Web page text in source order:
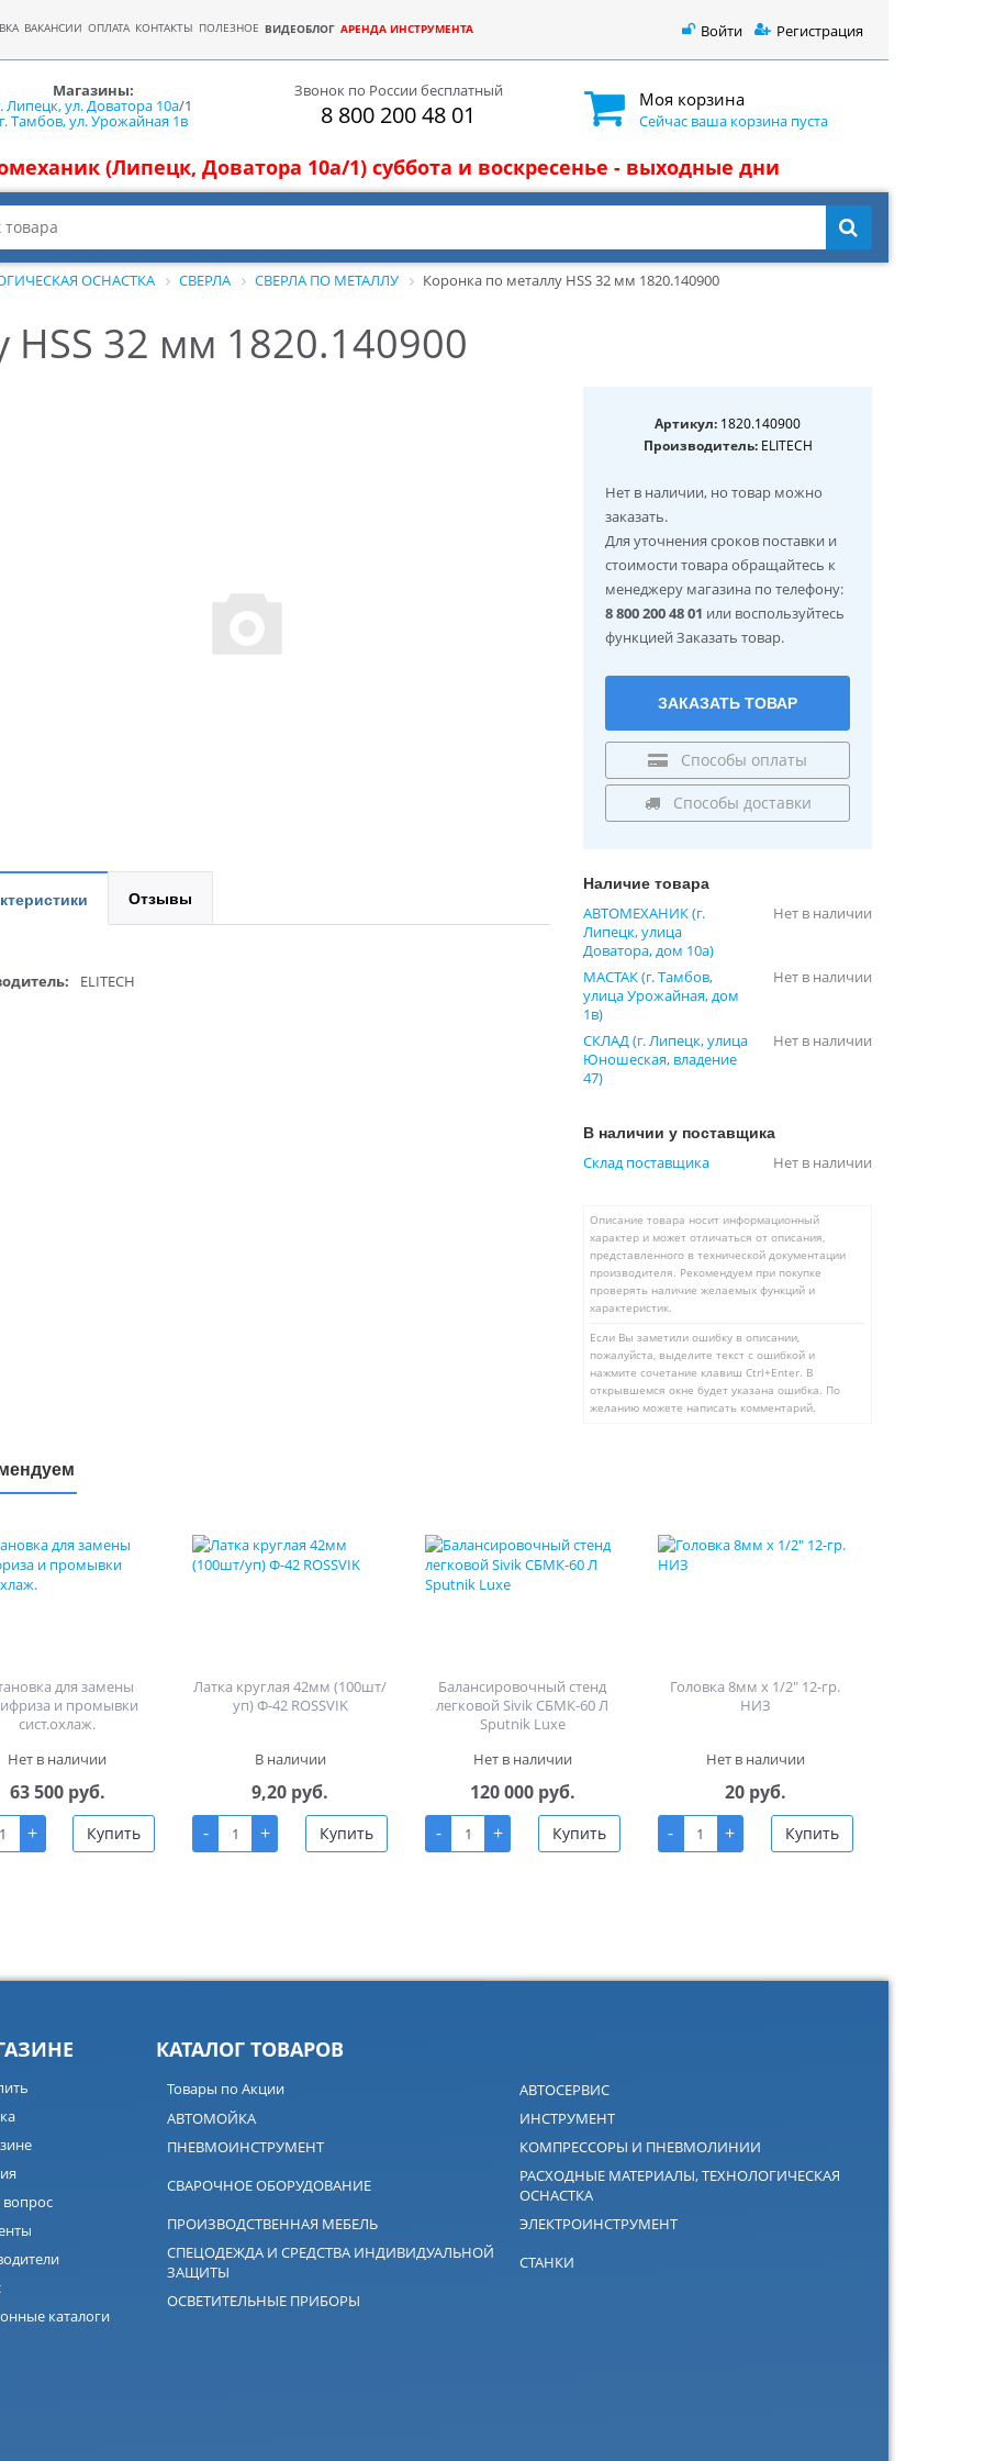
ВАКАНСИИ ОПЛАТА КОНТАКТЫ ПОЛЕЗНОЕ ВИДЕОБЛОГ АРЕНДА ИНСТРУМЕНТА Войти Регистрация
Магазины:
Липецк, ул. Доватора 10а/1
г. Тамбов, ул. Урожайная 1в
Звонок по России бесплатный
8 800 200 48 01
Моя корзина
Сейчас ваша корзина пуста
(Липецк, Доватора 10а/1) суббота и воскресенье - выходные дни
ОСНАСТКА СВЕРЛА СВЕРЛА ПО МЕТАЛЛУ Коронка по металлу HSS 32 мм 1820.140900
HSS 32 мм 1820.140900
Артикул: 1820.140900
Производитель:ELITECH
Нет в наличии, но товар можно
заказать.
Для уточнения сроков поставки и
стоимости товара обращайтесь к
менеджеру магазина по телефону:
8 800 200 48 01 или воспользуйтесь
функцией Заказать товар.
ЗАКАЗАТЬ ТОВАР
Способы оплаты
Способы доставки
Отзывы
ELITECH
Наличие товара
АВТОМЕХАНИК (г.
Липецк, улица
Доватора, дом 10а)
Нет в наличии
МАСТАК (г. Тамбов,
улица Урожайная, дом
1в)
Нет в наличии
СКЛАД (г. Липецк, улица
Юношеская, владение
47)
Нет в наличии
В наличии у поставщика
Склад поставщика Нет в наличии
Описание товара носит информационный
характер и может отличаться от описания,
представленного в технической документации
производителя. Рекомендуем при покупке
проверять наличие желаемых функций и
характеристик.
Если Вы заметили ошибку в описании,
пожалуйста, выделите текст с ошибкой и
нажмите сочетание клавиш Ctrl+Enter. В
открывшемся окне будет указана ошибка. По
желанию можете написать комментарий.
для замены
и промывки
сист.охлаж.
Нет в наличии
63 500 руб.
+ Купить
Латка круглая 42мм (100шт/
уп) Ф-42 ROSSVIK
В наличии
9,20 руб.
-
+ Купить
Балансировочный стенд
легковой Sivik СБМК-60 Л
Sputnik Luxe
Нет в наличии
120 000 руб.
-
+ Купить
Головка 8мм х 1/2" 12-гр.
НИЗ
Нет в наличии
20 руб.
-
+ Купить
вопрос
каталоги
КАТАЛОГ ТОВАРОВ
Товары по Акции
АВТОСЕРВИС
АВТОМОЙКА
ИНСТРУМЕНТ
ПНЕВМОИНСТРУМЕНТ
КОМПРЕССОРЫ И ПНЕВМОЛИНИИ
СВАРОЧНОЕ ОБОРУДОВАНИЕ
РАСХОДНЫЕ МАТЕРИАЛЫ, ТЕХНОЛОГИЧЕСКАЯ
ОСНАСТКА
ПРОИЗВОДСТВЕННАЯ МЕБЕЛЬ
ЭЛЕКТРОИНСТРУМЕНТ
СПЕЦОДЕЖДА И СРЕДСТВА ИНДИВИДУАЛЬНОЙ
ЗАЩИТЫ
СТАНКИ
ОСВЕТИТЕЛЬНЫЕ ПРИБОРЫ